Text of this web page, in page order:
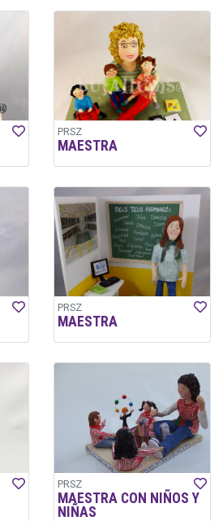
PRSZ
MAESTRA
PRSZ
MAESTRA
PRSZ
MAESTRA CON NIÑOS Y
NIÑAS